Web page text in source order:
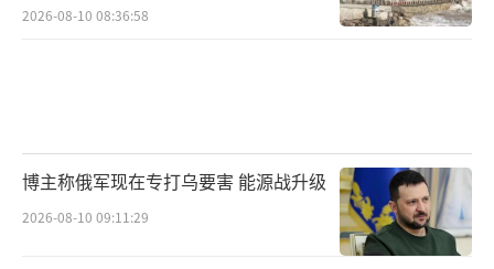
2026-08-10 08:36:58
博主称俄军现在专打乌要害 能源战升级
2026-08-10 09:11:29